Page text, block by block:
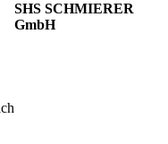
SHS SCHMIERER
GmbH